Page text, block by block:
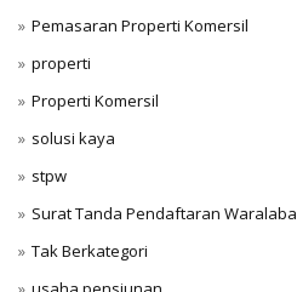
Pemasaran Properti Komersil
properti
Properti Komersil
solusi kaya
stpw
Surat Tanda Pendaftaran Waralaba
Tak Berkategori